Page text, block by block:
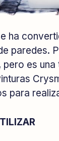
ha
paredes.
es
para